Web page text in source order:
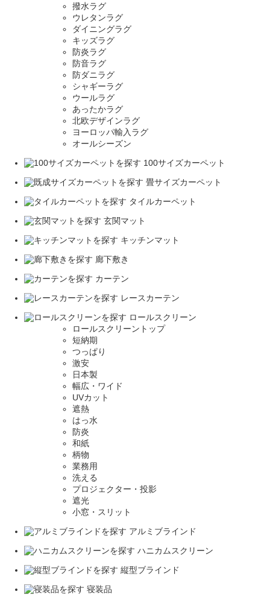
撥水ラグ
ウレタンラグ
ダイニングラグ
キッズラグ
防炎ラグ
防音ラグ
防ダニラグ
シャギーラグ
ウールラグ
あったかラグ
北欧デザインラグ
ヨーロッパ輸入ラグ
オールシーズン
100サイズカーペット
畳サイズカーペット
タイルカーペット
玄関マット
キッチンマット
廊下敷き
カーテン
レースカーテン
ロールスクリーン
ロールスクリーントップ
短納期
つっぱり
激安
日本製
幅広・ワイド
UVカット
遮熱
はっ水
防炎
和紙
柄物
業務用
洗える
プロジェクター・投影
遮光
小窓・スリット
アルミブラインド
ハニカムスクリーン
縦型ブラインド
寝装品